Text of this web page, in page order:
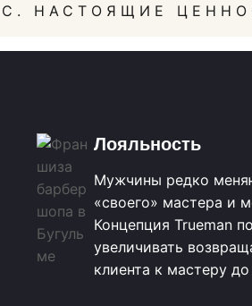
НАСТОЯЩИЕ
Лояльность
Мужчины редко
«своего» мастера и
Концепция Trueman
увеличивать
клиента к мастеру